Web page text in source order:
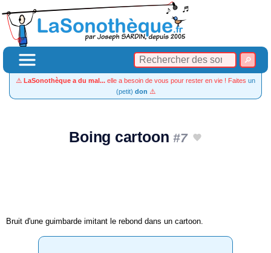
⚠️ LaSonothèque a du mal... elle a besoin de vous pour rester en vie ! Faites un
(petit) don ⚠️
Boing cartoon#7
Bruit d'une guimbarde imitant le rebond dans un cartoon.